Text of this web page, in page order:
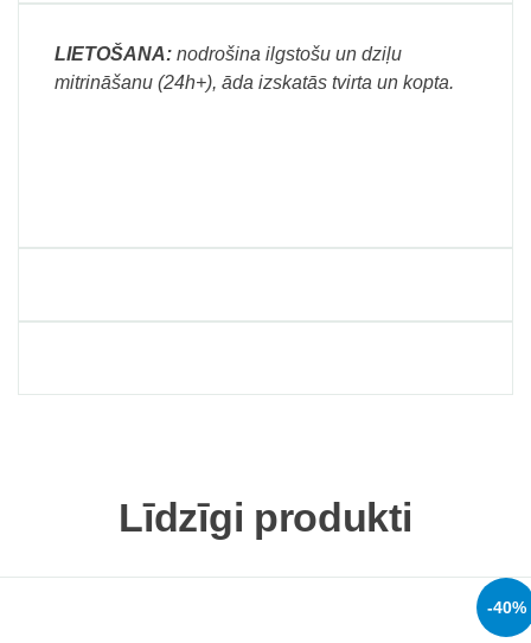
LIETOŠANA: nodrošina ilgstošu un dziļu
mitrināšanu (24h+), āda izskatās tvirta un kopta.
Līdzīgi produkti
-40%